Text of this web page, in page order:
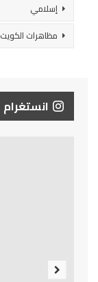
إسلامي
مظاهرات الكويت
انستغرام